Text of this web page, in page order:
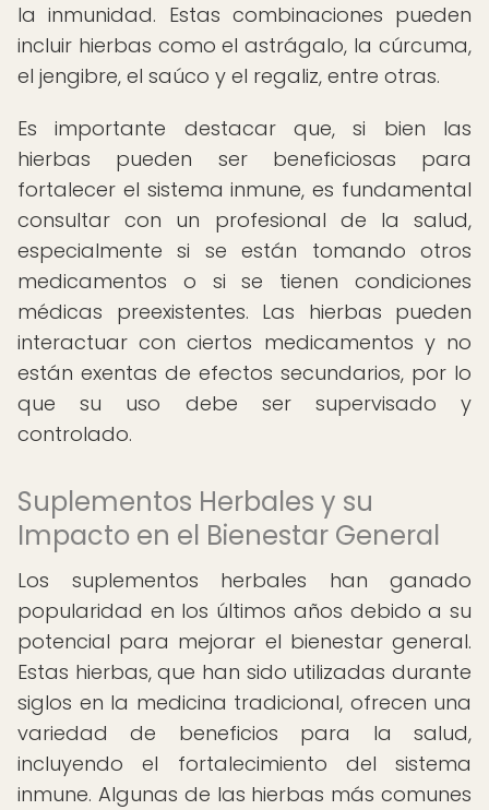
la inmunidad. Estas combinaciones pueden
incluir hierbas como el astrágalo, la cúrcuma,
el jengibre, el saúco y el regaliz, entre otras.
Es importante destacar que, si bien las
hierbas pueden ser beneficiosas para
fortalecer el sistema inmune, es fundamental
consultar con un profesional de la salud,
especialmente si se están tomando otros
medicamentos o si se tienen condiciones
médicas preexistentes. Las hierbas pueden
interactuar con ciertos medicamentos y no
están exentas de efectos secundarios, por lo
que su uso debe ser supervisado y
controlado.
Suplementos Herbales y su
Impacto en el Bienestar General
Los suplementos herbales han ganado
popularidad en los últimos años debido a su
potencial para mejorar el bienestar general.
Estas hierbas, que han sido utilizadas durante
siglos en la medicina tradicional, ofrecen una
variedad de beneficios para la salud,
incluyendo el fortalecimiento del sistema
inmune. Algunas de las hierbas más comunes